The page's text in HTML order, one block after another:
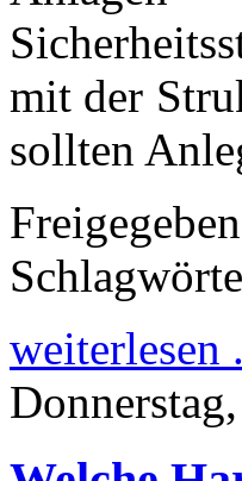
mit der
sollten
weiterlesen